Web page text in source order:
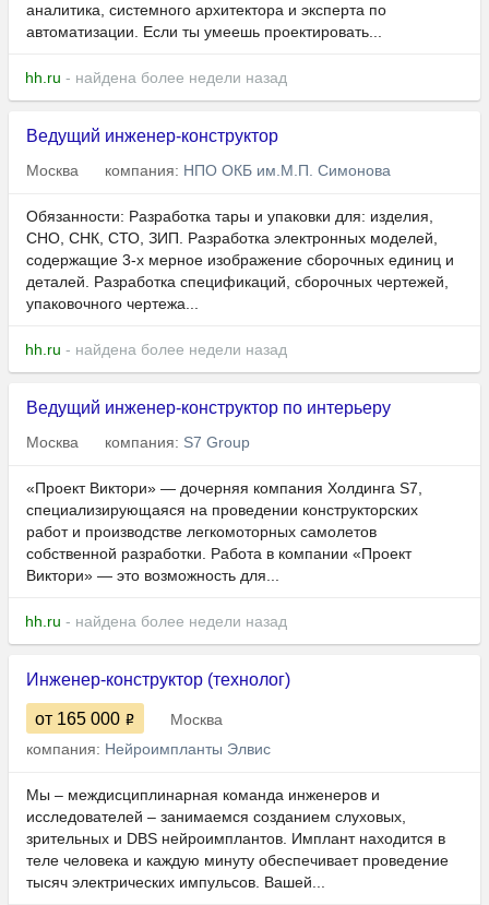
аналитика, системного архитектора и эксперта по
автоматизации. Если ты умеешь проектировать...
hh.ru - найдена более недели назад
Ведущий инженер-конструктор
Москва компания: НПО ОКБ им.М.П. Симонова
Обязанности: Разработка тары и упаковки для: изделия,
СНО, СНК, СТО, ЗИП. Разработка электронных моделей,
содержащие 3-х мерное изображение сборочных единиц и
деталей. Разработка спецификаций, сборочных чертежей,
упаковочного чертежа...
hh.ru - найдена более недели назад
Ведущий инженер-конструктор по интерьеру
Москва компания: S7 Group
«Проект Виктори» — дочерняя компания Холдинга S7,
специализирующаяся на проведении конструкторских
работ и производстве легкомоторных самолетов
собственной разработки. Работа в компании «Проект
Виктори» — это возможность для...
hh.ru - найдена более недели назад
Инженер-конструктор (технолог)
от 165 000
Москва
компания: Нейроимпланты Элвис
Мы – междисциплинарная команда инженеров и
исследователей – занимаемся созданием слуховых,
зрительных и DBS нейроимплантов. Имплант находится в
теле человека и каждую минуту обеспечивает проведение
тысяч электрических импульсов. Вашей...